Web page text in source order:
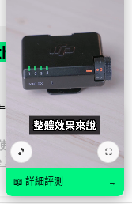
用
政
模型
Anthropic Mythos
閱讀全文
🎵 ⛶
📖 詳細評測 →